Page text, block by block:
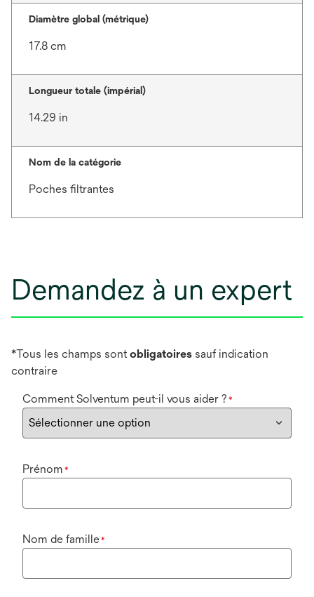
Diamètre global (métrique)
17.8 cm
Longueur totale (impérial)
14.29 in
Nom de la catégorie
Poches filtrantes
Demandez à un expert
*Tous les champs sont obligatoires sauf indication
contraire
Comment Solventum peut-il vous aider ? *
Prénom *
Nom de famille*